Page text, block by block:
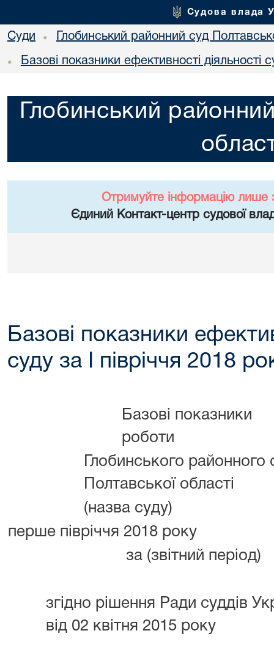
Судова влада
Суди • Глобинський районний суд
• Базові показники ефективності діяльності
Глобинський
Отримуйте інформацію лише
Єдиний Контакт-центр судової
Базові показники
суду за I півріччя 2018
Базові показники
роботи
Глобинського районного
Полтавської області
(назва суду)
перше півріччя 2018 року
за (звітний період)
згідно рішення Ради суддів
від 02 квітня 2015 року